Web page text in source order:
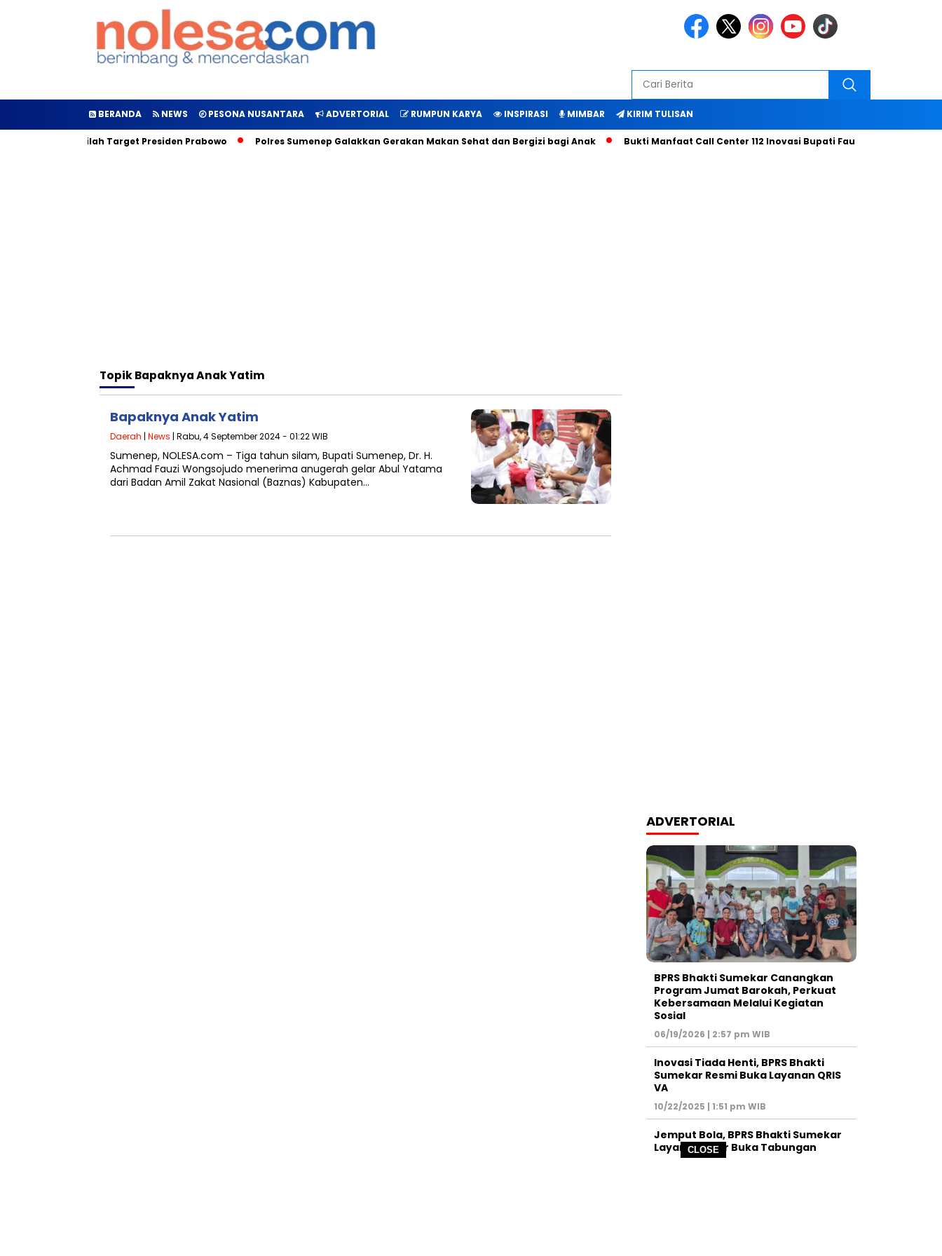
CLOSE
BERANDA NEWS PESONA NUSANTARA ADVERTORIAL RUMPUN KARYA INSPIRASI MIMBAR KIRIM TULISAN
Inilah Target Presiden Prabowo Polres Sumenep Galakkan Gerakan Makan Sehat dan Bergizi bagi Anak Bukti Manfaat Call Center 112 Inovasi Bupati Fauzi Hari ini
TopikBapaknya Anak Yatim
Bapaknya Anak Yatim
Daerah | News | Rabu, 4 September 2024 - 01:22 WIB
Sumenep, NOLESA.com – Tiga tahun silam, Bupati Sumenep, Dr. H.
Achmad Fauzi Wongsojudo menerima anugerah gelar Abul Yatama
dari Badan Amil Zakat Nasional (Baznas) Kabupaten…
ADVERTORIAL
BPRS Bhakti Sumekar Canangkan
Program Jumat Barokah, Perkuat
Kebersamaan Melalui Kegiatan
Sosial
06/19/2026 | 2:57 pm WIB
Inovasi Tiada Henti, BPRS Bhakti
Sumekar Resmi Buka Layanan QRIS
VA
10/22/2025 | 1:51 pm WIB
Jemput Bola, BPRS Bhakti Sumekar
Layani Pelajar Buka Tabungan